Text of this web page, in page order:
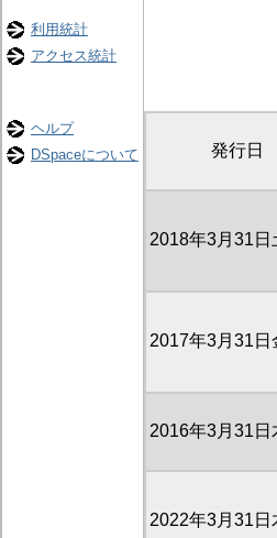
利用統計
アクセス統計
ヘルプ
DSpaceについて
発行日
2018年3月31日
2017年3月31日
2016年3月31日
2022年3月31日